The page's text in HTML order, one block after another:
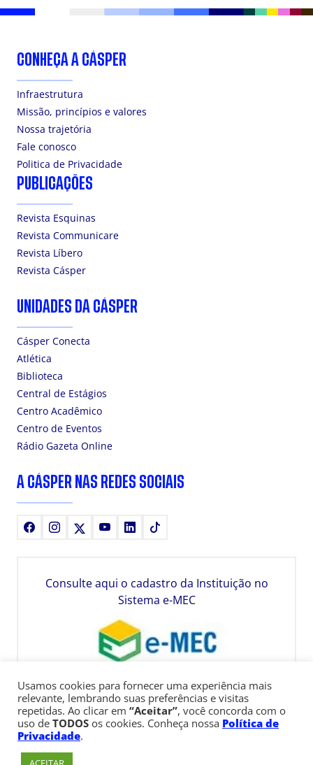
CONHEÇA A CÁSPER
Infraestrutura
Missão, princípios e valores
Nossa trajetória
Fale conosco
Politica de Privacidade
PUBLICAÇÕES
Revista Esquinas
Revista Communicare
Revista Líbero
Revista Cásper
UNIDADES DA CÁSPER
Cásper Conecta
Atlética
Biblioteca
Central de Estágios
Centro Acadêmico
Centro de Eventos
Rádio Gazeta Online
A CÁSPER NAS REDES SOCIAIS
FacebookInstagram YoutubeLinkedIn
Consulte aqui o cadastro da Instituição no
Sistema e-MEC
Usamos cookies para fornecer uma experiência mais
relevante, lembrando suas preferências e visitas
repetidas. Ao clicar em “Aceitar”, você concorda com o
uso de TODOS os cookies. Conheça nossa Política de
Privacidade.